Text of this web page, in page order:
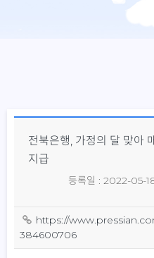
전북은행, 가정의 달 맞아
지급
등록일 : 2022-05-
https://
384600706